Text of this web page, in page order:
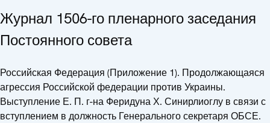
Журнал 1506-го пленарного заседания
Постоянного совета
Российская Федерация (Приложение 1). Продолжающаяся
агрессия Российской федерации против Украины.
Выступление Е. П. г-на Феридуна Х. Синирлиоглу в связи с
вступлением в должность Генерального секретаря ОБСЕ.